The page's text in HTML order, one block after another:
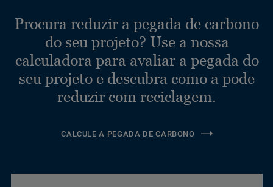
Procura reduzir a pegada de carbono
do seu projeto? Use a nossa
calculadora para avaliar a pegada do
seu projeto e descubra como a pode
reduzir com reciclagem.
CALCULE A PEGADA DE CARBONO